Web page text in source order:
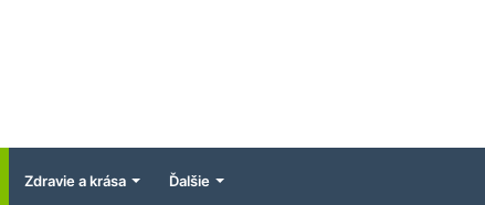
Zdravie a krása Ďalšie